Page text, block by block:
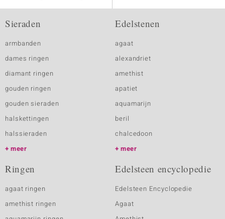
Sieraden
armbanden
dames ringen
diamant ringen
gouden ringen
gouden sieraden
halskettingen
halssieraden
meer
Edelstenen
agaat
alexandriet
amethist
apatiet
aquamarijn
beril
chalcedoon
meer
Ringen
agaat ringen
amethist ringen
Edelsteen encyclopedie
Edelsteen Encyclopedie
Agaat